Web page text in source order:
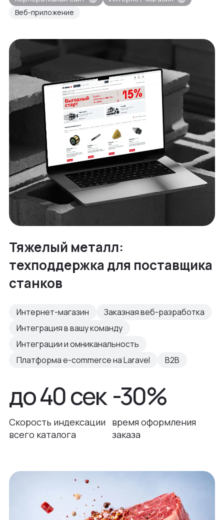
Веб-приложение
Тяжелый металл:
техподдержка для поставщика
станков
Интернет-магазин
Заказная веб-разработка
Интеграция в вашу команду
Интеграции и омниканальность
Платформа e-commerce на Laravel
B2B
до 40 сек
Скорость индексации
всего каталога
-30%
время оформления
заказа